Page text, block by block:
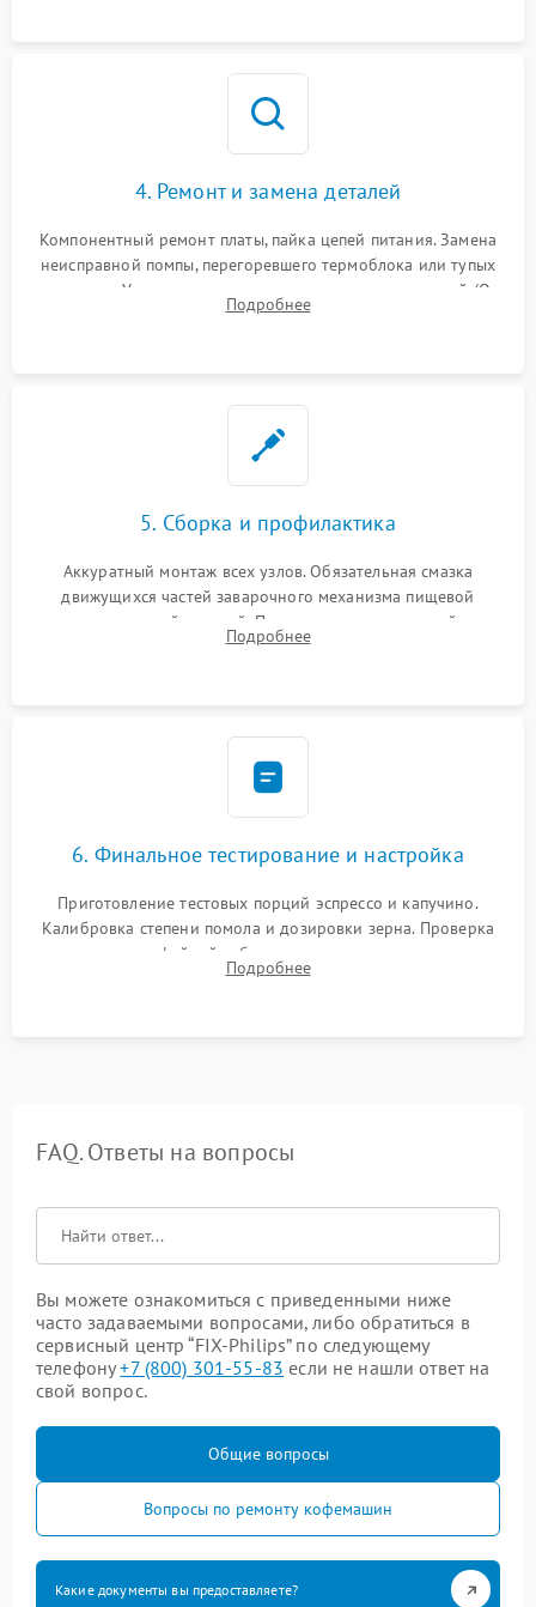
4. Ремонт и замена деталей
Компонентный ремонт платы, пайка цепей питания. Замена
неисправной помпы, перегоревшего термоблока или тупых
жерновов. Установка новых силиконовых уплотнителей (O-
ring) и тефлоновых трубок для надежного устранения
Подробнее
5. Сборка и профилактика
Аккуратный монтаж всех узлов. Обязательная смазка
движущихся частей заварочного механизма пищевой
силиконовой смазкой. Проведение программной
декальцинации и очистки системы от кофейных масел.
Подробнее
6. Финальное тестирование и настройка
Приготовление тестовых порций эспрессо и капучино.
Калибровка степени помола и дозировки зерна. Проверка
плотности кофейной таблетки, температуры напитка и
качества молочной пены. Контроль отсутствия посторонних
Подробнее
FAQ. Ответы на вопросы
Вы можете ознакомиться с приведенными ниже
часто задаваемыми вопросами, либо обратиться в
сервисный центр “FIX-Philips” по следующему
телефону+7 (800) 301-55-83 если не нашли ответ на
свой вопрос.
Общие вопросы
Вопросы по ремонту кофемашин
Какие документы вы предоставляете?